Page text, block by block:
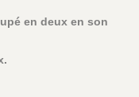
en deux en son